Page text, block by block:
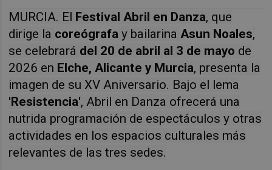
MURCIA. El Festival Abril en Danza, que
dirige la coreógrafa y bailarinaAsun Noales,
se celebrará del 20 de abril al 3 de mayo de
2026 en Elche, Alicante y Murcia, presenta la
imagen de su XV Aniversario. Bajo el lema
'Resistencia', Abril en Danza ofrecerá una
nutrida programación de espectáculos y otras
actividades en los espacios culturales más
relevantes de las tres sedes.